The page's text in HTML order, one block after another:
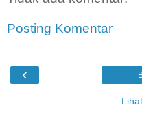
Posting Komentar
‹